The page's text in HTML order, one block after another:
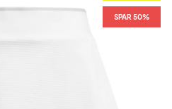
SPAR 50%
SPAR 50%
SPAR 50%
SPAR 50%
SPAR 50%